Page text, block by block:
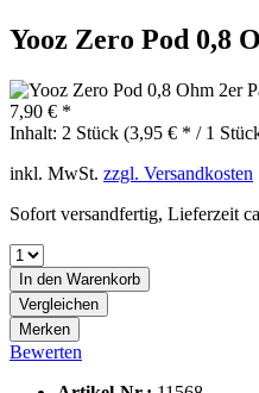
Yooz Zero Pod 0,8
7,90 € *
Inhalt: 2 Stück (3,95 € * / 1
inkl. MwSt. zzgl. Versandkosten
Sofort versandfertig, Lieferzeit
In den Warenkorb
Vergleichen
Merken
Bewerten